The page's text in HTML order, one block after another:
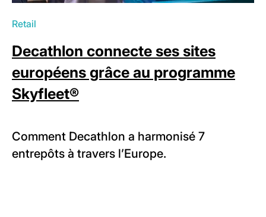
Retail
Decathlon connecte ses sites
européens grâce au programme
Skyfleet®
Comment Decathlon a harmonisé 7
entrepôts à travers l’Europe.